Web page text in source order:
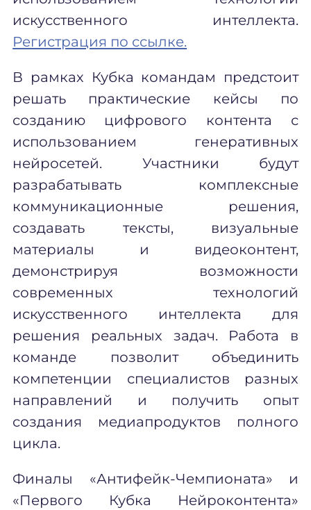
искусственного интеллекта.
Регистрация по ссылке.
В рамках Кубка командам предстоит
решать практические кейсы по
созданию цифрового контента с
использованием генеративных
нейросетей. Участники будут
разрабатывать комплексные
коммуникационные решения,
создавать тексты, визуальные
материалы и видеоконтент,
демонстрируя возможности
современных технологий
искусственного интеллекта для
решения реальных задач. Работа в
команде позволит объединить
компетенции специалистов разных
направлений и получить опыт
создания медиапродуктов полного
цикла.
Финалы «Антифейк-Чемпионата» и
«Первого Кубка Нейроконтента»